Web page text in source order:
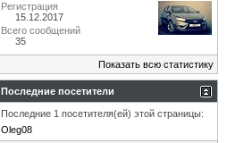
Регистрация
15.12.2017
Всего сообщений
35
Показать всю статистику
Последние посетители
Последние 1 посетителя(ей) этой страницы:
Oleg08